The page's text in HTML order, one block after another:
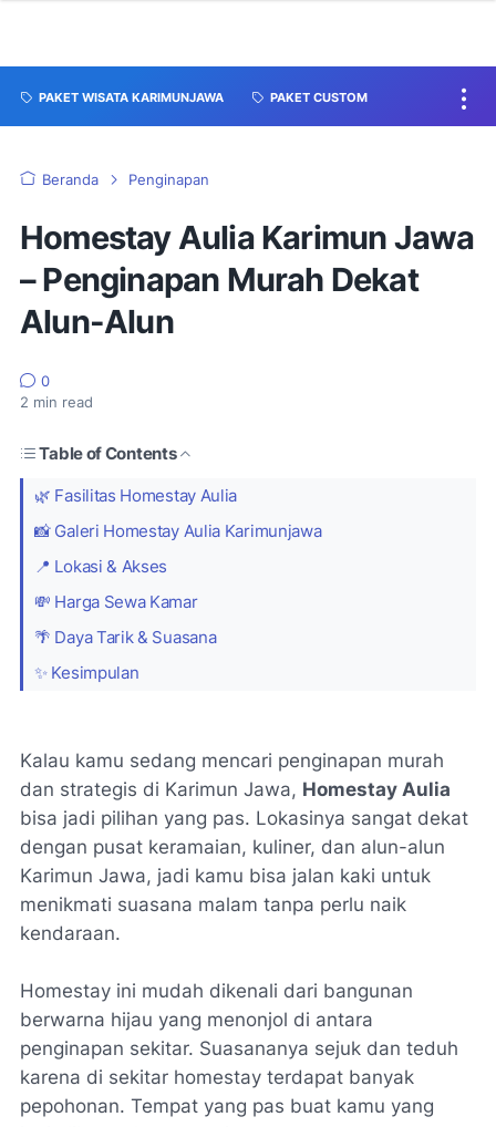
PAKET WISATA KARIMUNJAWA PAKET CUSTOM
Beranda Penginapan
Homestay Aulia Karimun Jawa
– Penginapan Murah Dekat
Alun-Alun
0
2 min read
Table of Contents
🌿 Fasilitas Homestay Aulia
📸 Galeri Homestay Aulia Karimunjawa
📍 Lokasi & Akses
💸 Harga Sewa Kamar
🌴 Daya Tarik & Suasana
✨ Kesimpulan
Kalau kamu sedang mencari penginapan murah
dan strategis di Karimun Jawa, Homestay Aulia
bisa jadi pilihan yang pas. Lokasinya sangat dekat
dengan pusat keramaian, kuliner, dan alun-alun
Karimun Jawa, jadi kamu bisa jalan kaki untuk
menikmati suasana malam tanpa perlu naik
kendaraan.
Homestay ini mudah dikenali dari bangunan
berwarna hijau yang menonjol di antara
penginapan sekitar. Suasananya sejuk dan teduh
karena di sekitar homestay terdapat banyak
pepohonan. Tempat yang pas buat kamu yang